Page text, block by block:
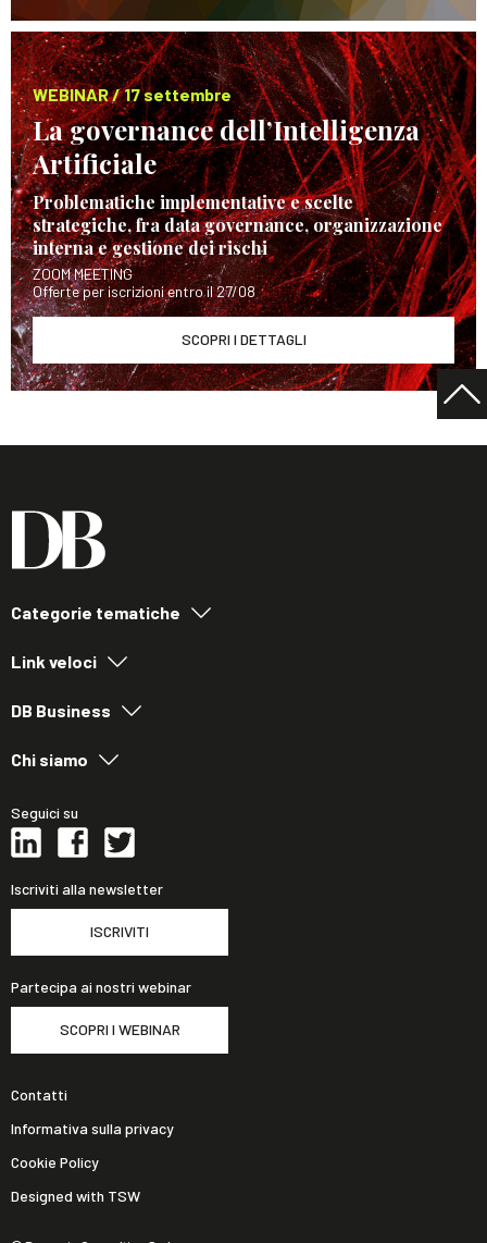
WEBINAR / 17 settembre
La governance dell’Intelligenza
Artificiale
Problematiche implementative e scelte
strategiche, fra data governance, organizzazione
interna e gestione dei rischi
ZOOM MEETING
Offerte per iscrizioni entro il 27/08
SCOPRI I DETTAGLI
Categorie tematiche
Link veloci
DB Business
Chi siamo
Seguici su
Iscriviti alla newsletter
ISCRIVITI
Partecipa ai nostri webinar
SCOPRI I WEBINAR
Contatti
Informativa sulla privacy
Cookie Policy
Designed with TSW